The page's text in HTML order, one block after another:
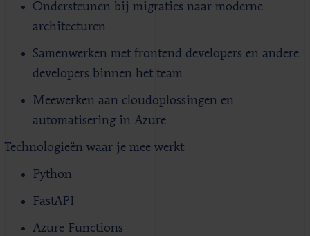
Ondersteunen bij migraties naar moderne
architecturen
Samenwerken met frontend developers en andere
developers binnen het team
Meewerken aan cloudoplossingen en
automatisering in Azure
Technologieën waar je mee werkt
Python
FastAPI
Azure Functions